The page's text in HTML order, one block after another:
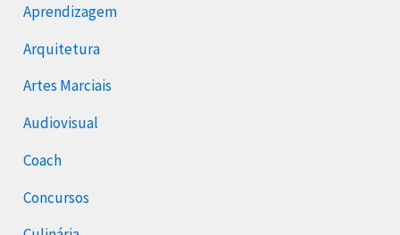
Aprendizagem
Arquitetura
Artes Marciais
Audiovisual
Coach
Concursos